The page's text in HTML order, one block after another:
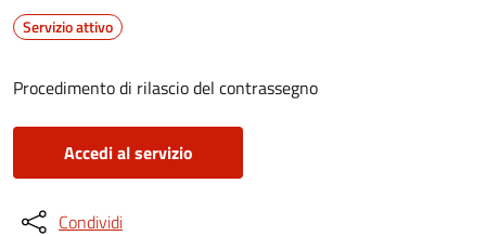
Servizio attivo
Procedimento di rilascio del contrassegno
Accedi al servizio
Condividi